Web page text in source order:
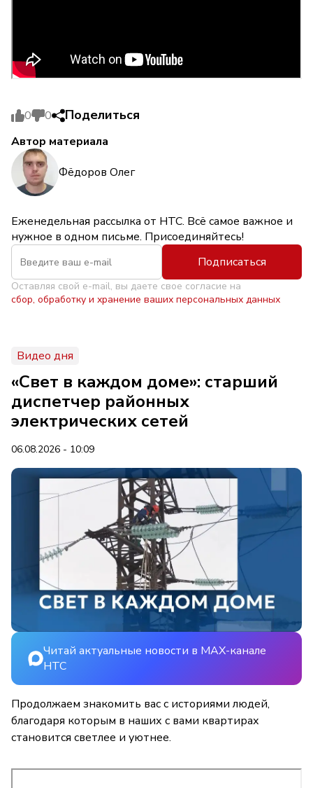
0 0 Поделиться
Автор материала
Фёдоров Олег
Еженедельная рассылка от НТС. Всё самое важное и
нужное в одном письме. Присоединяйтесь!
Подписаться
Оставляя свой e-mail, вы даете свое согласие на
сбор, обработку и хранение ваших персональных данных
Видео дня
«Свет в каждом доме»: старший
диспетчер районных
электрических сетей
06.08.2026 - 10:09
Читай актуальные новости в MAX-канале
НТС
Продолжаем знакомить вас с историями людей,
благодаря которым в наших с вами квартирах
становится светлее и уютнее.